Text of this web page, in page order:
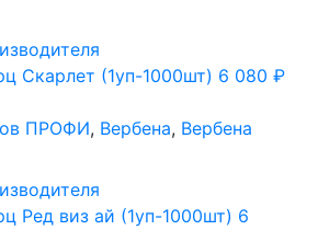
Скарлет (1уп-1000шт) 6 080 ₽
ПРОФИ, Вербена, Вербена
Ред виз ай (1уп-1000шт) 6